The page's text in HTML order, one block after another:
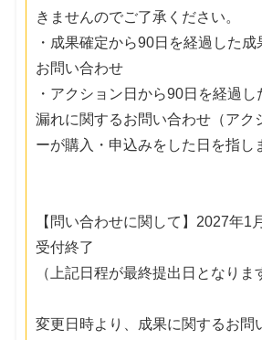
きませんのでご了承ください。
・成果確定から90日を経過した成
お問い合わせ
・アクション日から90日を経過
漏れに関するお問い合わせ（アク
ーが購入・申込みをした日を指し
【問い合わせに関して】2027年
受付終了
（上記日程が最終提出日となりま
変更日時より、成果に関するお問